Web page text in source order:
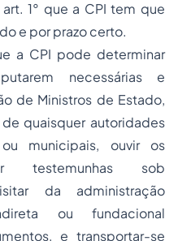
1° que a CPI tem que
e por prazo certo.
a CPI pode determinar
necessárias e
de Ministros de Estado,
quaisquer autoridades
municipais, ouvir os
testemunhas sob
da administração
ou fundacional
e transportar-se